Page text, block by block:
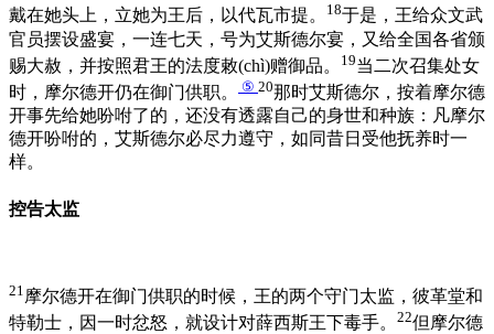
戴在她头上，立她为王后，以代瓦市提。
18于是，王给众文武
官员摆设盛宴，一连七天，号为艾斯德尔宴，又给全国各省颁
赐大赦，并按照君王的法度敕(chì)赠御品。
19当二次召集处女
时，摩尔德开仍在御门供职。
⑤ 20那时艾斯德尔，按着摩尔德
开事先给她吩咐了的，还没有透露自己的身世和种族：凡摩尔
德开吩咐的，艾斯德尔必尽力遵守，如同昔日受他抚养时一
样。
控告太监
21 摩尔德开在御门供职的时候，王的两个守门太监，彼革堂和
特勒士，因一时忿怒，就设计对薛西斯王下毒手。 22但摩尔德